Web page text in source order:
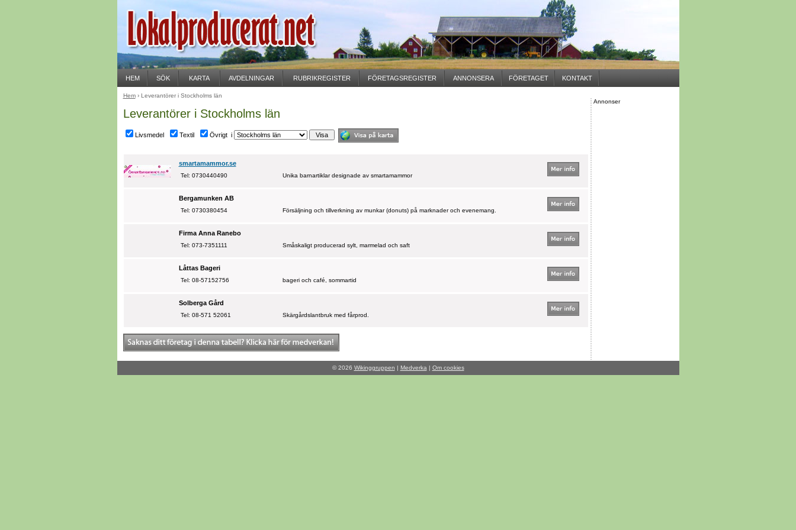
Leverantörer i Stockholms län
Livsmedel Textil Övrigt i
smartamammor.se
Tel: 0730440490 Unika barnartiklar designade av smartamammor
Bergamunken AB
Tel: 0730380454 Försäljning och tillverkning av munkar (donuts) på marknader och evenemang.
Firma Anna Ranebo
Tel: 073-7351111 Småskaligt producerad sylt, marmelad och saft
Låttas Bageri
Tel: 08-57152756 bageri och café, sommartid
Solberga Gård
Tel: 08-571 52061 Skärgårdslantbruk med fårprod.
Annonser
Hem› Leverantörer i Stockholms län
© 2026 Wikinggruppen | Medverka | Om cookies
HEM SÖK KARTA AVDELNINGAR RUBRIKREGISTER FÖRETAGSREGISTER ANNONSERA FÖRETAGET KONTAKT